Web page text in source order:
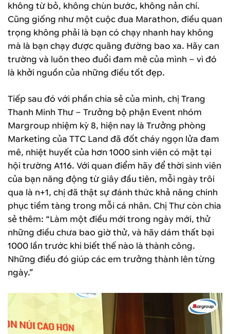
không từ bỏ, không chùn bước, không nản chí.
Cũng giống như một cuộc đua Marathon, điều quan
trọng không phải là bạn có chạy nhanh hay không
mà là bạn chạy được quãng đường bao xa. Hãy can
trường và luôn theo đuổi đam mê của mình – vì đó
là khởi nguồn của những điều tốt đẹp.
Tiếp sau đó với phần chia sẻ của mình, chị Trang
Thanh Minh Thư – Trưởng bộ phận Event nhóm
Margroup nhiệm kỳ 8, hiện nay là Trưởng phòng
Marketing của TTC Land đã đốt cháy ngọn lửa đam
mê, nhiệt huyết của hơn 1000 sinh viên có mặt tại
hội trường A116. Với quan điểm hãy để thời sinh viên
của bạn năng động từ giây đầu tiên, mỗi ngày trôi
qua là n+1, chị đã thật sự đánh thức khả năng chinh
phục tiềm tàng trong mỗi cá nhân. Chị Thư còn chia
sẻ thêm: “Làm một điều mới trong ngày mới, thử
những điều chưa bao giờ thử, và hãy dám thất bại
1000 lần trước khi biết thế nào là thành công.
Những điều đó giúp các em trưởng thành lên từng
ngày.”